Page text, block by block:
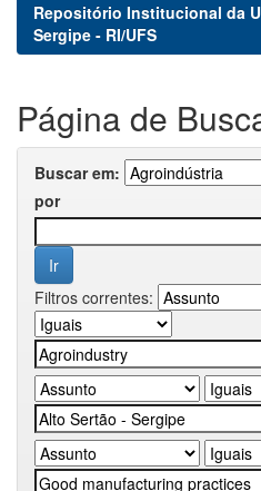
Repositório Institucional da
Sergipe - RI/UFS
Página de
Buscar em:
por
Filtros correntes: